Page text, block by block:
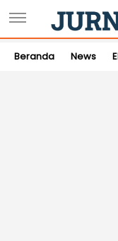
Beranda News